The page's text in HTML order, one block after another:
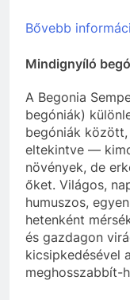
Bővebb
Mindignyíló
A Begonia
begóniák)
begóniák
eltekintve —
növények, de
őket. Világos,
humuszos,
hetenként
és gazdagon
kicsipkedésével
meghosszabbít-